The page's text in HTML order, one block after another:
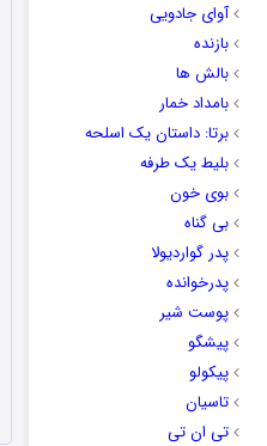
آوای جادویی
بازنده
بالش ها
بامداد خمار
برتا: داستان یک اسلحه
بلیط یک‌‌ طرفه
بوی خون
بی گناه
پدر گواردیولا
پدرخوانده
پوست شیر
پیشگو
پیکولو
تاسیان
تی ان تی